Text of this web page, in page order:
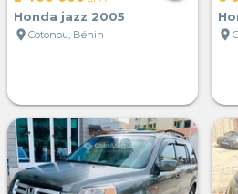
Honda jazz 2005
location_on Cotonou, Bénin
location_on